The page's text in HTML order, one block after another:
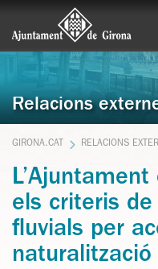
Relacions
GIRONA.CAT RELACIONS
els criteris
fluvials per
naturalització